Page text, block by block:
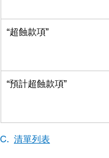
“超蝕款項”
“預計超蝕款項”
C. 清單列表